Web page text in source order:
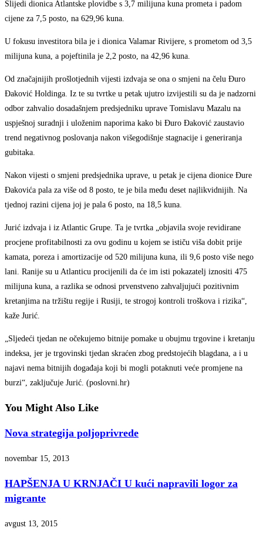
Slijedi dionica Atlantske plovidbe s 3,7 milijuna kuna prometa i padom
cijene za 7,5 posto, na 629,96 kuna.
U fokusu investitora bila je i dionica Valamar Rivijere, s prometom od 3,5
milijuna kuna, a pojeftinila je 2,2 posto, na 42,96 kuna.
Od značajnijih prošlotjednih vijesti izdvaja se ona o smjeni na čelu Đuro
Đaković Holdinga. Iz te su tvrtke u petak ujutro izvijestili su da je nadzorni
odbor zahvalio dosadašnjem predsjedniku uprave Tomislavu Mazalu na
uspješnoj suradnji i uloženim naporima kako bi Đuro Đaković zaustavio
trend negativnog poslovanja nakon višegodišnje stagnacije i generiranja
gubitaka.
Nakon vijesti o smjeni predsjednika uprave, u petak je cijena dionice Đure
Đakovića pala za više od 8 posto, te je bila među deset najlikvidnijih. Na
tjednoj razini cijena joj je pala 6 posto, na 18,5 kuna.
Jurić izdvaja i iz Atlantic Grupe. Ta je tvrtka „objavila svoje revidirane
procjene profitabilnosti za ovu godinu u kojem se ističu viša dobit prije
kamata, poreza i amortizacije od 520 milijuna kuna, ili 9,6 posto više nego
lani. Ranije su u Atlanticu procijenili da će im isti pokazatelj iznositi 475
milijuna kuna, a razlika se odnosi prvenstveno zahvaljujući pozitivnim
kretanjima na tržištu regije i Rusiji, te strogoj kontroli troškova i rizika“,
kaže Jurić.
„Sljedeći tjedan ne očekujemo bitnije pomake u obujmu trgovine i kretanju
indeksa, jer je trgovinski tjedan skraćen zbog predstojećih blagdana, a i u
najavi nema bitnijih događaja koji bi mogli potaknuti veće promjene na
burzi“, zaključuje Jurić. (poslovni.hr)
You Might Also Like
Nova strategija poljoprivrede
novembar 15, 2013
HAPŠENJA U KRNJAČI U kući napravili logor za
migrante
avgust 13, 2015